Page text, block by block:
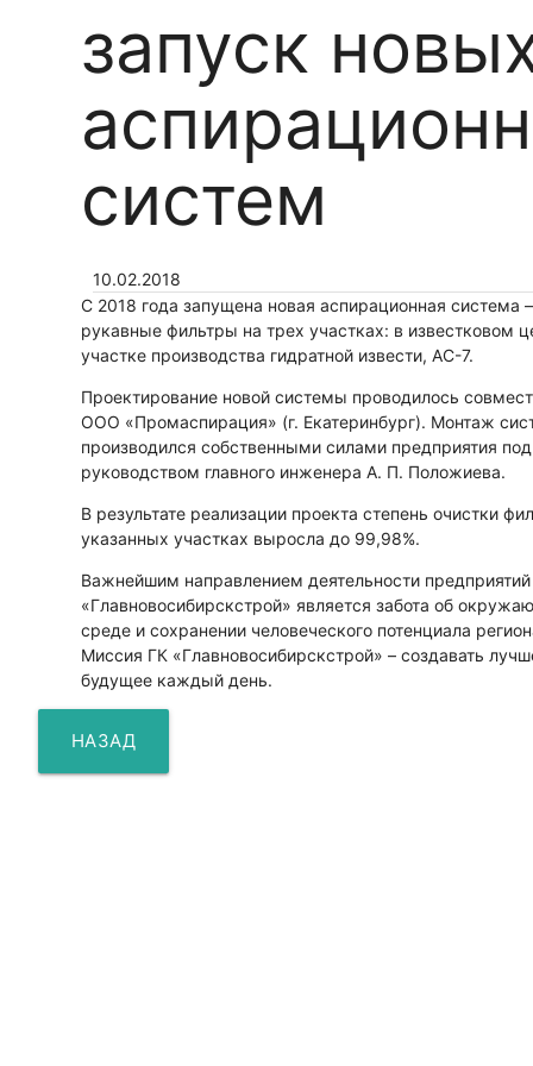
запуск
систем
10.02.2018
С 2018 года запущена новая аспирационная система –
рукавные фильтры на трех участках: в известковом
участке производства гидратной извести, АС-7.
Проектирование новой системы проводилось
ООО «Промаспирация» (г. Екатеринбург). Монтаж
производился собственными силами предприятия под
руководством главного инженера А. П. Положиева.
В результате реализации проекта степень очистки
указанных участках выросла до 99,98%.
Важнейшим направлением деятельности предприятий
«Главновосибирскстрой» является забота об
среде и сохранении человеческого потенциала
Миссия ГК «Главновосибирскстрой» – создавать
будущее каждый день.
НАЗАД